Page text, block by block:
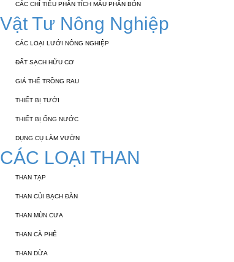
CÁC CHỈ TIÊU PHÂN TÍCH MẪU PHÂN BÓN
Vật Tư Nông Nghiệp
CÁC LOẠI LƯỚI NÔNG NGHIỆP
ĐẤT SẠCH HỮU CƠ
GIÁ THỂ TRỒNG RAU
THIẾT BỊ TƯỚI
THIẾT BỊ ỐNG NƯỚC
DỤNG CỤ LÀM VƯỜN
CÁC LOẠI THAN
THAN TẠP
THAN CỦI BẠCH ĐÀN
THAN MÙN CƯA
THAN CÀ PHÊ
THAN DỪA